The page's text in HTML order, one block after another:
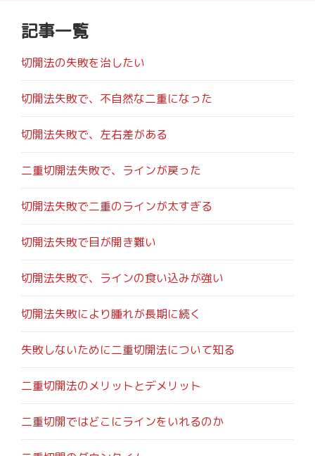
ゲ
ー
ョ
ン
記事一覧
切開法の失敗を治したい
切開法失敗で、不自然な二重になった
切開法失敗で、左右差がある
二重切開法失敗で、ラインが戻った
切開法失敗で二重のラインが太すぎる
切開法失敗で目が開き難い
切開法失敗で、ラインの食い込みが強い
切開法失敗により腫れが長期に続く
失敗しないために二重切開法について知る
二重切開法のメリットとデメリット
二重切開ではどこにラインをいれるのか